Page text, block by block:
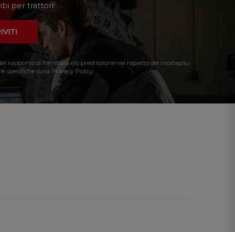
per trattori!
rapporto di fornitura e/o prestazione nel rispetto dei molteplici
specifiche sulla Privacy Policy.